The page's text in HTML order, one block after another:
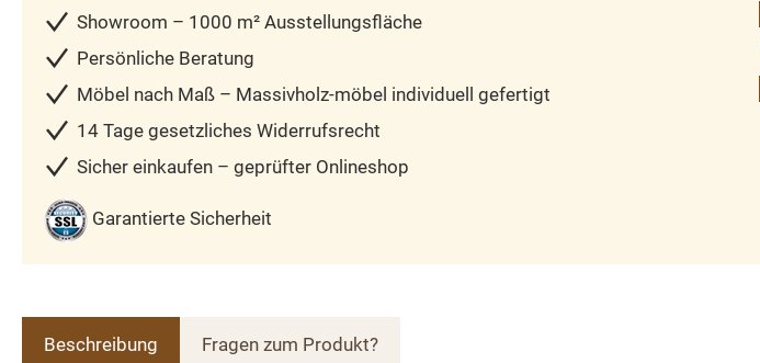
Showroom – 1000 m² Ausstellungsfläche
Persönliche Beratung
Möbel nach Maß – Massivholz-möbel individuell gefertigt
14 Tage gesetzliches Widerrufsrecht
Sicher einkaufen – geprüfter Onlineshop
Garantierte Sicherheit
Beschreibung Fragen zum Produkt?